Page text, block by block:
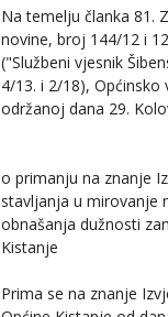
Na temelju članka 81.
novine, broj 144/12 i
("Službeni vjesnik
4/13. i 2/18), Općinsko
održanoj dana 29.
o primanju na znanje
stavljanja u mirovanje
obnašanja dužnosti
Kistanje
Prima se na znanje